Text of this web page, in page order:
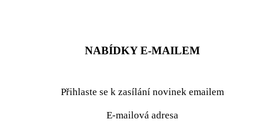
NABÍDKY E-MAILEM
Přihlaste se k zasílání novinek emailem
E-mailová adresa